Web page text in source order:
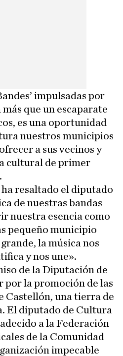
impulsadas por
que un escaparate
es una oportunidad
nuestros municipios
a sus vecinos y
cultural de primer
ha resaltado el diputado
de nuestras bandas
nuestra esencia como
pequeño municipio
la música nos
y nos une».
de la Diputación de
por la promoción de las
Castellón, una tierra de
El diputado de Cultura
a la Federación
de la Comunidad
impecable